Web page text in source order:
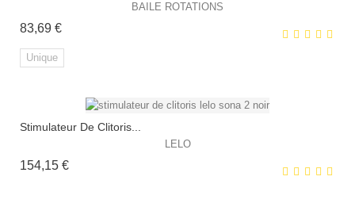
HORS STOCK
EXCLUSIVITÉ WEB !
BAILE ROTATIONS
83,69 €Prix
Unique
Stimulateur De Clitoris...
LELO
154,15 €Prix